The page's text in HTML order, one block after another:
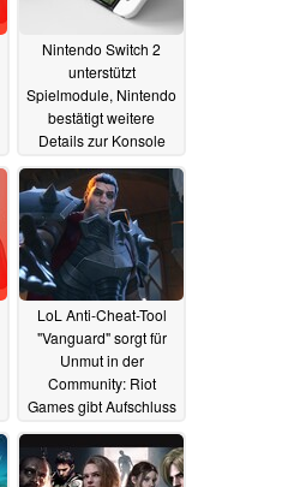
Nintendo Switch 2
unterstützt
Spielmodule, Nintendo
bestätigt weitere
Details zur Konsole
09.05.2024
LoL Anti-Cheat-Tool
"Vanguard" sorgt für
Unmut in der
Community: Riot
Games gibt Aufschluss
und bietet
Lösungsvorschläge
04.05.2024